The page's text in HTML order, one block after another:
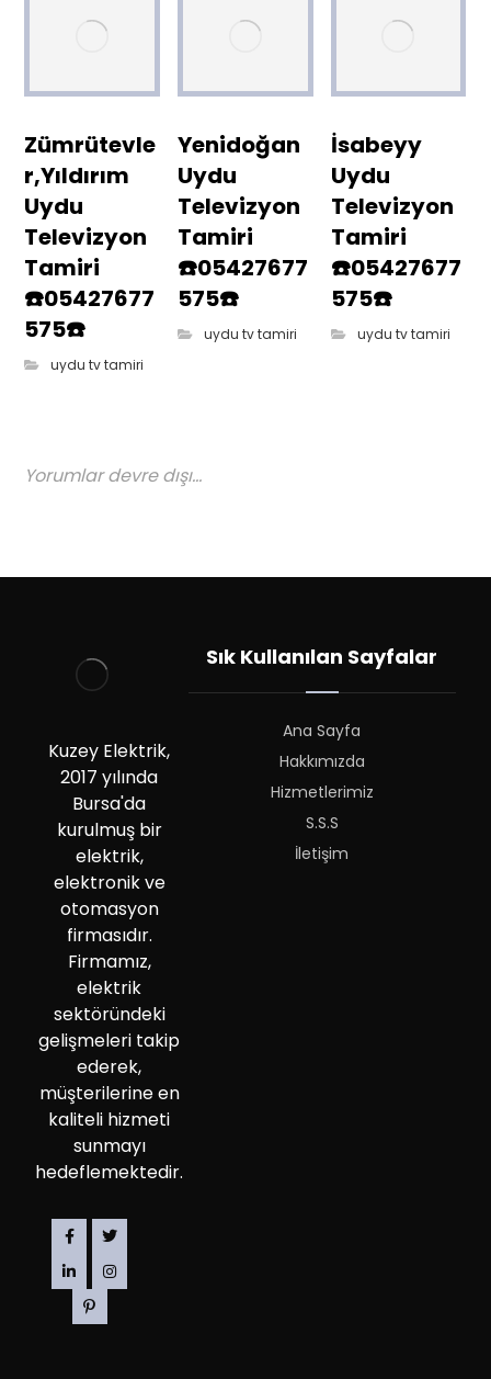
Zümrütevle
r,Yıldırım
Uydu
Televizyon
Tamiri
☎️05427677
575☎️
uydu tv tamiri
Yenidoğan
Uydu
Televizyon
Tamiri
☎️05427677
575☎️
uydu tv tamiri
İsabeyy
Uydu
Televizyon
Tamiri
☎️05427677
575☎️
uydu tv tamiri
Yorumlar devre dışı...
Kuzey Elektrik,
2017 yılında
Bursa'da
kurulmuş bir
elektrik,
elektronik ve
otomasyon
firmasıdır.
Firmamız,
elektrik
sektöründeki
gelişmeleri takip
ederek,
müşterilerine en
kaliteli hizmeti
sunmayı
hedeflemektedir.
Sık Kullanılan Sayfalar
Ana Sayfa
Hakkımızda
Hizmetlerimiz
S.S.S
İletişim